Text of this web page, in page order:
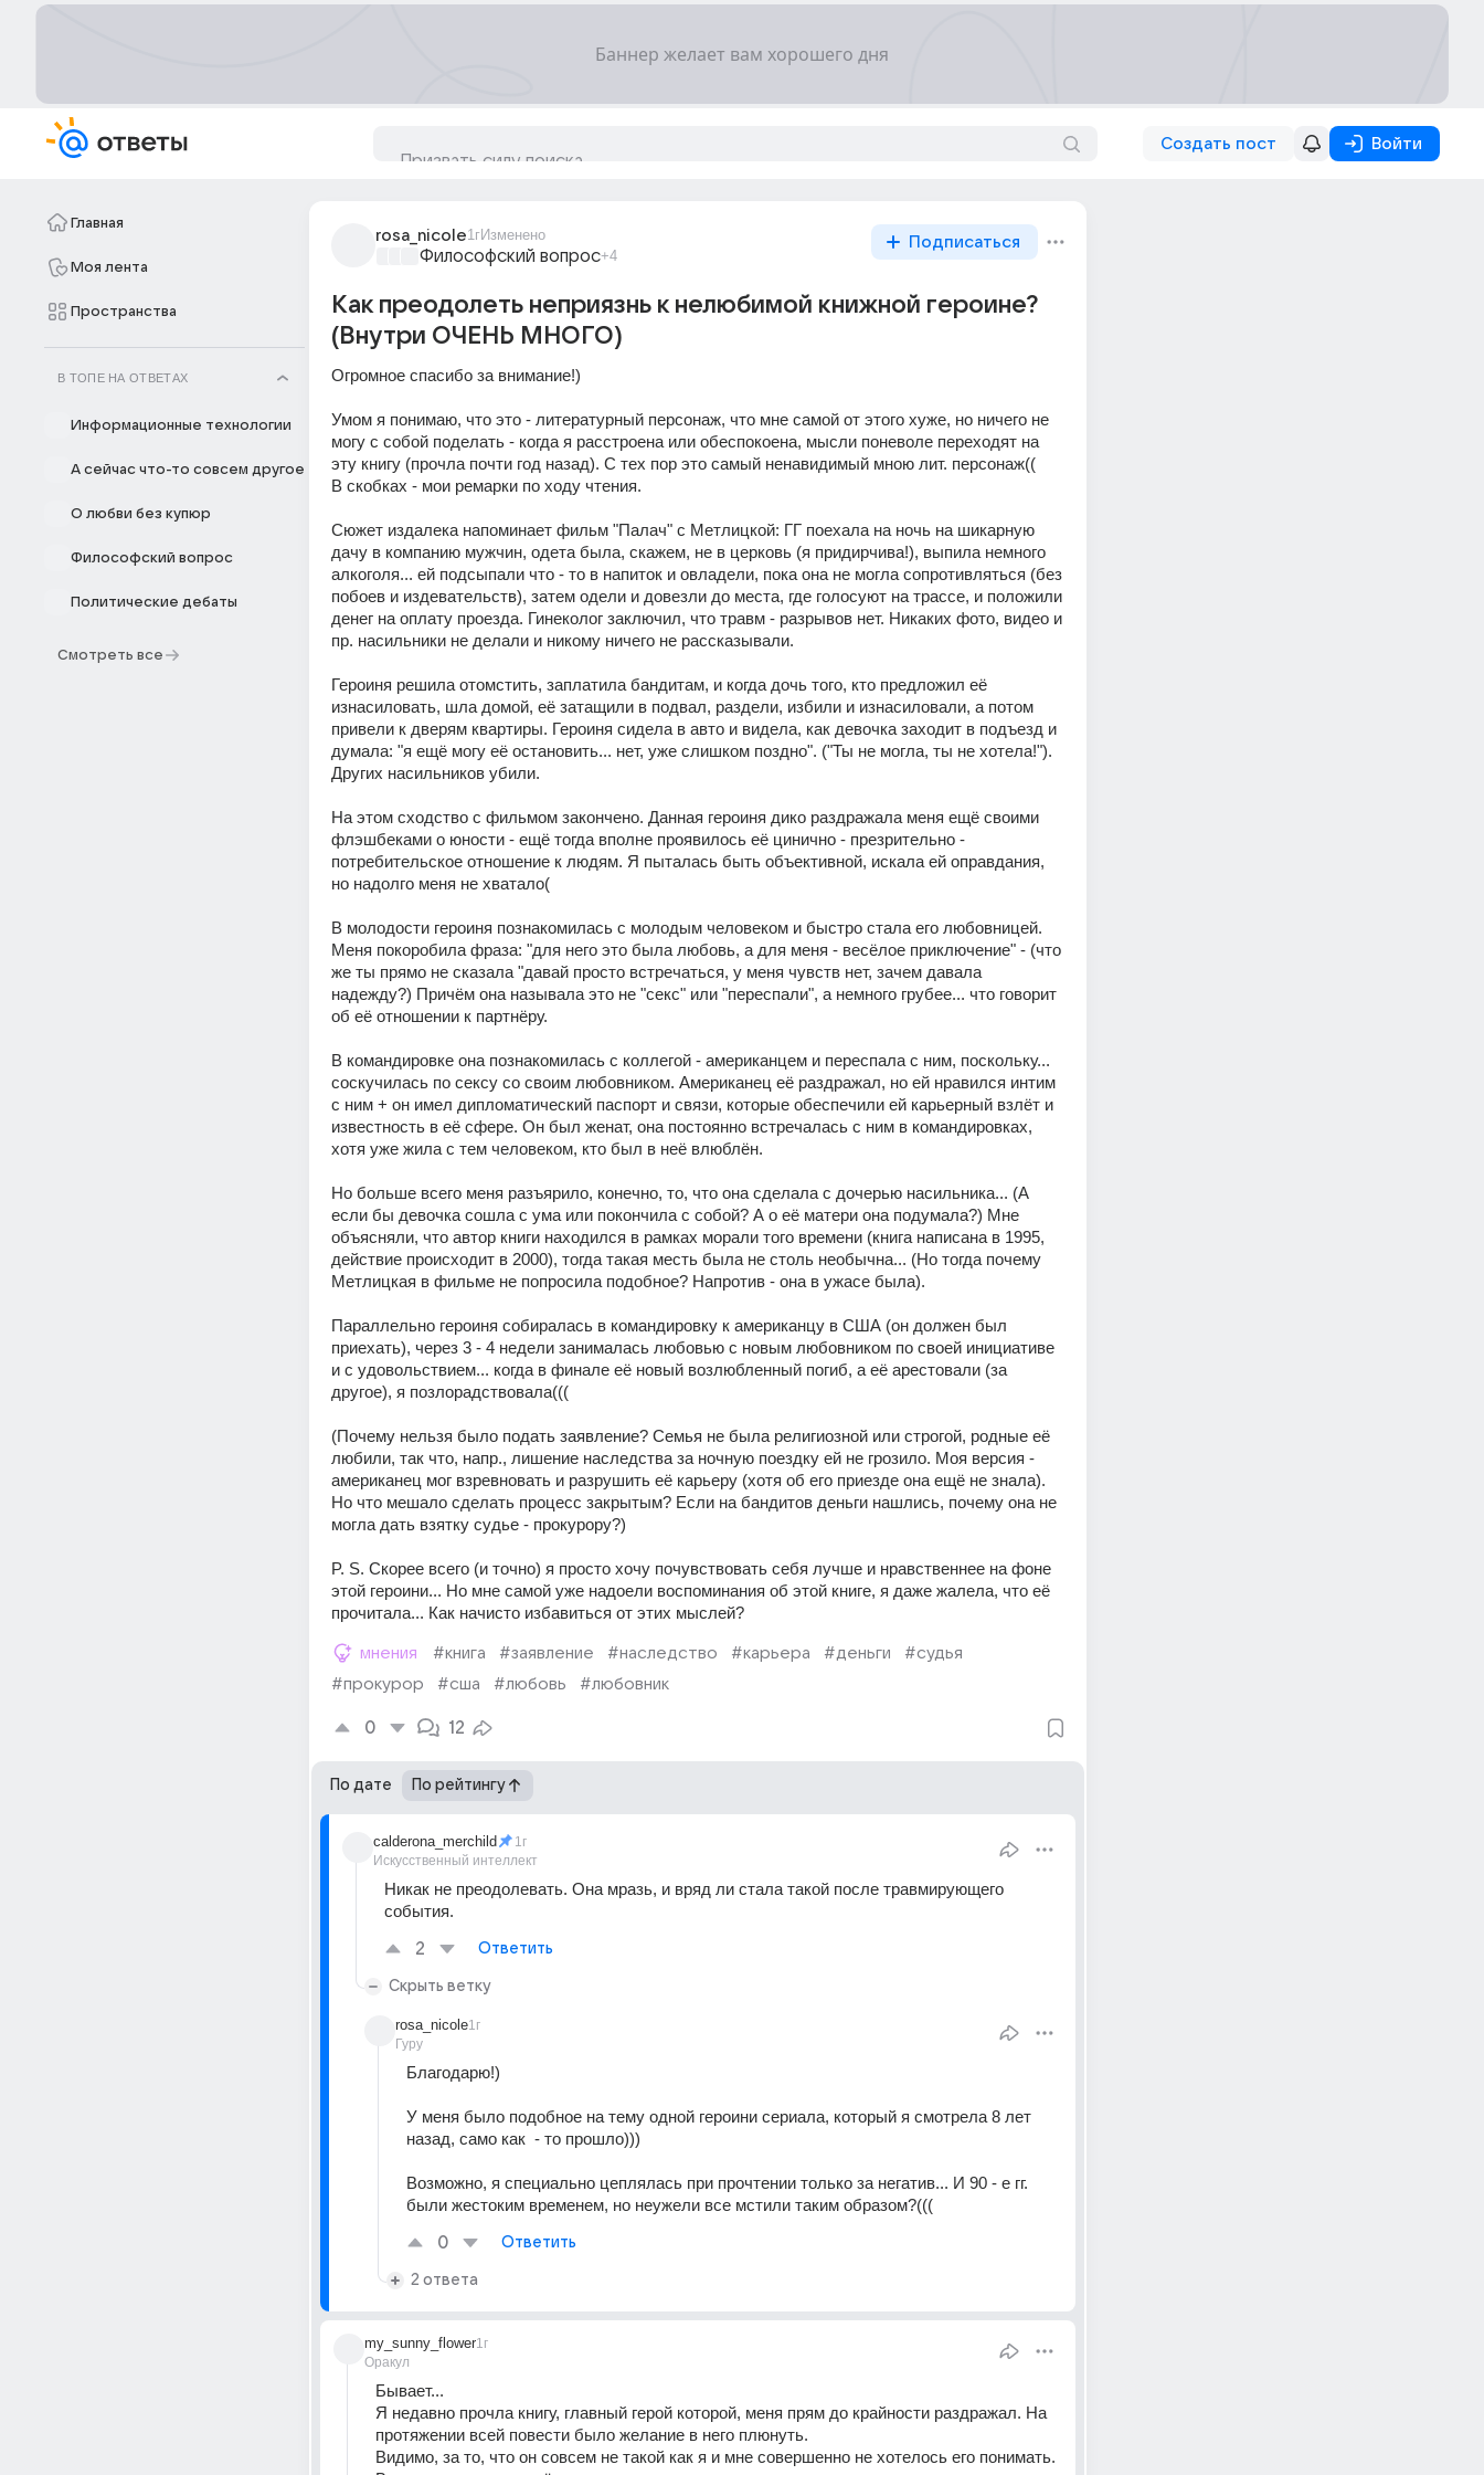
Создать пост Войти
Главная
Моя лента
Пространства
В ТОПЕ НА ОТВЕТАХ
Информационные технологии
А сейчас что-то совсем другое
О любви без купюр
Философский вопрос
Политические дебаты
Смотреть все
rosa_nicole1гИзменено
Философский вопрос+4
Подписаться
Как преодолеть неприязнь к нелюбимой книжной героине?
(Внутри ОЧЕНЬ МНОГО)
Огромное спасибо за внимание!)
Умом я понимаю, что это - литературный персонаж, что мне самой от этого хуже, но ничего не
могу с собой поделать - когда я расстроена или обеспокоена, мысли поневоле переходят на
эту книгу (прочла почти год назад). С тех пор это самый ненавидимый мною лит. персонаж((
В скобках - мои ремарки по ходу чтения.
Сюжет издалека напоминает фильм "Палач" с Метлицкой: ГГ поехала на ночь на шикарную
дачу в компанию мужчин, одета была, скажем, не в церковь (я придирчива!), выпила немного
алкоголя... ей подсыпали что - то в напиток и овладели, пока она не могла сопротивляться (без
побоев и издевательств), затем одели и довезли до места, где голосуют на трассе, и положили
денег на оплату проезда. Гинеколог заключил, что травм - разрывов нет. Никаких фото, видео и
пр. насильники не делали и никому ничего не рассказывали.
Героиня решила отомстить, заплатила бандитам, и когда дочь того, кто предложил её
изнасиловать, шла домой, её затащили в подвал, раздели, избили и изнасиловали, а потом
привели к дверям квартиры. Героиня сидела в авто и видела, как девочка заходит в подъезд и
думала: "я ещё могу её остановить... нет, уже слишком поздно". ("Ты не могла, ты не хотела!").
Других насильников убили.
На этом сходство с фильмом закончено. Данная героиня дико раздражала меня ещё своими
флэшбеками о юности - ещё тогда вполне проявилось её цинично - презрительно -
потребительское отношение к людям. Я пыталась быть объективной, искала ей оправдания,
но надолго меня не хватало(
В молодости героиня познакомилась с молодым человеком и быстро стала его любовницей.
Меня покоробила фраза: "для него это была любовь, а для меня - весёлое приключение" - (что
же ты прямо не сказала "давай просто встречаться, у меня чувств нет, зачем давала
надежду?) Причём она называла это не "секс" или "переспали", а немного грубее... что говорит
об её отношении к партнёру.
В командировке она познакомилась с коллегой - американцем и переспала с ним, поскольку...
соскучилась по сексу со своим любовником. Американец её раздражал, но ей нравился интим
с ним + он имел дипломатический паспорт и связи, которые обеспечили ей карьерный взлёт и
известность в её сфере. Он был женат, она постоянно встречалась с ним в командировках,
хотя уже жила с тем человеком, кто был в неё влюблён.
Но больше всего меня разъярило, конечно, то, что она сделала с дочерью насильника... (А
если бы девочка сошла с ума или покончила с собой? А о её матери она подумала?) Мне
объясняли, что автор книги находился в рамках морали того времени (книга написана в 1995,
действие происходит в 2000), тогда такая месть была не столь необычна... (Но тогда почему
Метлицкая в фильме не попросила подобное? Напротив - она в ужасе была).
Параллельно героиня собиралась в командировку к американцу в США (он должен был
приехать), через 3 - 4 недели занималась любовью с новым любовником по своей инициативе
и с удовольствием... когда в финале её новый возлюбленный погиб, а её арестовали (за
другое), я позлорадствовала(((
(Почему нельзя было подать заявление? Семья не была религиозной или строгой, родные её
любили, так что, напр., лишение наследства за ночную поездку ей не грозило. Моя версия -
американец мог взревновать и разрушить её карьеру (хотя об его приезде она ещё не знала).
Но что мешало сделать процесс закрытым? Если на бандитов деньги нашлись, почему она не
могла дать взятку судье - прокурору?)
P. S. Скорее всего (и точно) я просто хочу почувствовать себя лучше и нравственнее на фоне
этой героини... Но мне самой уже надоели воспоминания об этой книге, я даже жалела, что её
прочитала... Как начисто избавиться от этих мыслей?
мнения #книга #заявление #наследство #карьера #деньги
#судья
#прокурор
#сша #любовь #любовник
0 12
По дате По рейтингу
calderona_merchild
Искусственный интеллект
1г
Никак не преодолевать. Она мразь, и вряд ли стала такой после травмирующего
события.
2 Ответить
Скрыть ветку
rosa_nicole
Гуру
1г
Благодарю!)
У меня было подобное на тему одной героини сериала, который я смотрела 8 лет
назад, само как  - то прошло)))
Возможно, я специально цеплялась при прочтении только за негатив... И 90 - е гг.
были жестоким временем, но неужели все мстили таким образом?(((
0 Ответить
2 ответа
my_sunny_flower
Оракул
1г
Бывает...
Я недавно прочла книгу, главный герой которой, меня прям до крайности раздражал. На
протяжении всей повести было желание в него плюнуть.
Видимо, за то, что он совсем не такой как я и мне совершенно не хотелось его понимать.